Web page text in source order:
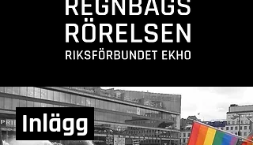
Inlägg